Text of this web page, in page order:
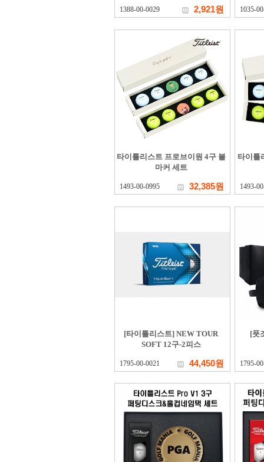
1388-00-0029 2,921원 1035-
타이틀리스트 프로브이원 4구 볼
마커 세트
1493-00-0995 32,385원
타이틀
1493-
[타이틀리스트] NEW TOUR
SOFT 12구-2피스
1795-00-0021 44,450원
[풋
1795-